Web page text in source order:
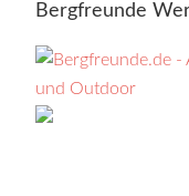
Bergfreunde